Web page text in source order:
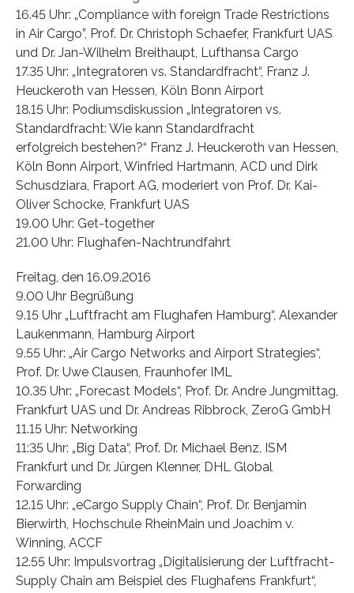
16.45 Uhr: „Compliance with foreign Trade Restrictions
in Air Cargo”, Prof. Dr. Christoph Schaefer, Frankfurt UAS
und Dr. Jan-Wilhelm Breithaupt, Lufthansa Cargo
17.35 Uhr: „Integratoren vs. Standardfracht“, Franz J.
Heuckeroth van Hessen, Köln Bonn Airport
18.15 Uhr: Podiumsdiskussion „Integratoren vs.
Standardfracht: Wie kann Standardfracht
erfolgreich bestehen?“ Franz J. Heuckeroth van Hessen,
Köln Bonn Airport, Winfried Hartmann, ACD und Dirk
Schusdziara, Fraport AG, moderiert von Prof. Dr. Kai-
Oliver Schocke, Frankfurt UAS
19.00 Uhr: Get-together
21.00 Uhr: Flughafen-Nachtrundfahrt
Freitag, den 16.09.2016
9.00 Uhr Begrüßung
9.15 Uhr „Luftfracht am Flughafen Hamburg“, Alexander
Laukenmann, Hamburg Airport
9.55 Uhr: „Air Cargo Networks and Airport Strategies“,
Prof. Dr. Uwe Clausen, Fraunhofer IML
10.35 Uhr: „Forecast Models“, Prof. Dr. Andre Jungmittag,
Frankfurt UAS und Dr. Andreas Ribbrock, ZeroG GmbH
11.15 Uhr: Networking
11:35 Uhr: „Big Data“, Prof. Dr. Michael Benz, ISM
Frankfurt und Dr. Jürgen Klenner, DHL Global
Forwarding
12.15 Uhr: „eCargo Supply Chain“, Prof. Dr. Benjamin
Bierwirth, Hochschule RheinMain und Joachim v.
Winning, ACCF
12.55 Uhr: Impulsvortrag „Digitalisierung der Luftfracht-
Supply Chain am Beispiel des Flughafens Frankfurt“,